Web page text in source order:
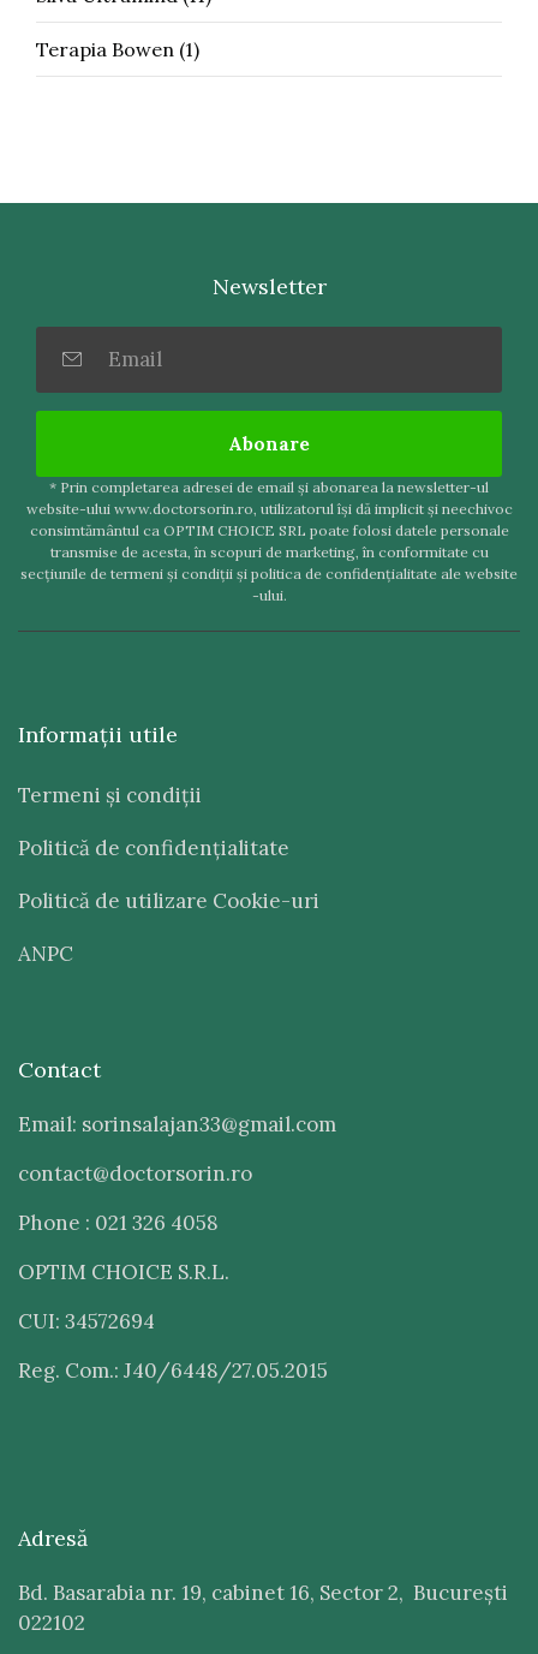
Terapia Bowen (1)
Newsletter
Abonare
* Prin completarea adresei de email şi abonarea la newsletter-ul
website-ului www.doctorsorin.ro, utilizatorul îşi dă implicit şi neechivoc
consimtământul ca OPTIM CHOICE SRL poate folosi datele personale
transmise de acesta, în scopuri de marketing, în conformitate cu
secţiunile de termeni şi condiţii şi politica de confidenţialitate ale website
-ului.
Informaţii utile
Termeni şi condiţii
Politică de confidenţialitate
Politică de utilizare Cookie-uri
ANPC
Contact
Email: sorinsalajan33@gmail.com
contact@doctorsorin.ro
Phone : 021 326 4058
OPTIM CHOICE S.R.L.
CUI: 34572694
Reg. Com.: J40/6448/27.05.2015
Adresă
Bd. Basarabia nr. 19, cabinet 16, Sector 2, București
022102